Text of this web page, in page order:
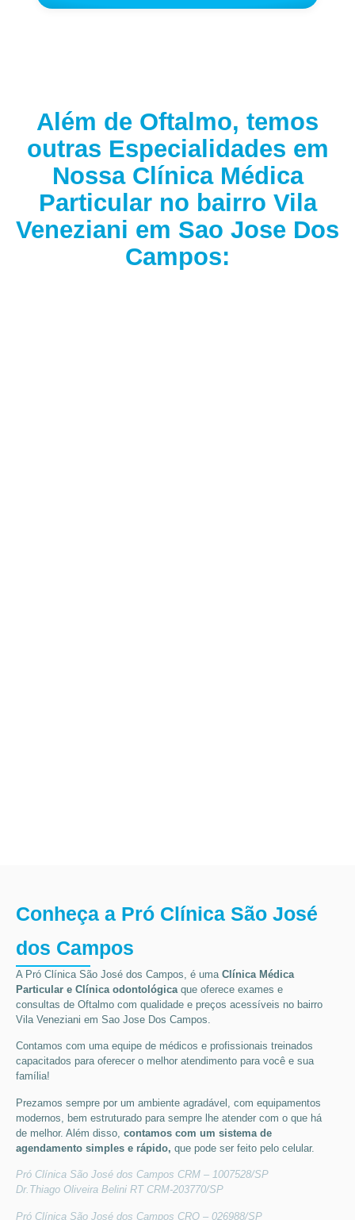
Além de Oftalmo, temos
outras Especialidades em
Nossa Clínica Médica
Particular no bairro Vila
Veneziani em Sao Jose Dos
Campos:
Conheça a Pró Clínica São José
dos Campos
A Pró Clínica São José dos Campos, é uma Clínica Médica
Particular e Clínica odontológicaque oferece exames e
consultas de Oftalmo com qualidade e preços acessíveis no bairro
Vila Veneziani em Sao Jose Dos Campos.
Contamos com uma equipe de médicos e profissionais treinados
capacitados para oferecer o melhor atendimento para você e sua
família!
Prezamos sempre por um ambiente agradável, com equipamentos
modernos, bem estruturado para sempre lhe atender com o que há
de melhor. Além disso, contamos com um sistema de
agendamento simples e rápido, que pode ser feito pelo celular.
Pró Clínica São José dos Campos CRM – 1007528/SP
Dr.Thiago Oliveira Belini RT CRM-203770/SP
Pró Clínica São José dos Campos CRO – 026988/SP